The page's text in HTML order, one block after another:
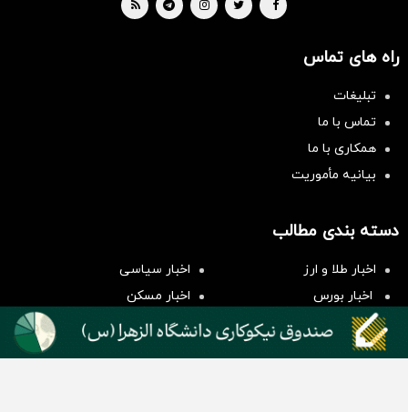
سرمایه گذاری
راه های تماس
تبلیغات
تماس با ما
همکاری با ما
بیانیه مأموریت
دسته بندی مطالب
اخبار طلا و ارز
اخبار سیاسی
اخبار بورس
اخبار مسکن
اخبار خودرو
اخبار تکنولوژی
اخبار تولید و تجارت